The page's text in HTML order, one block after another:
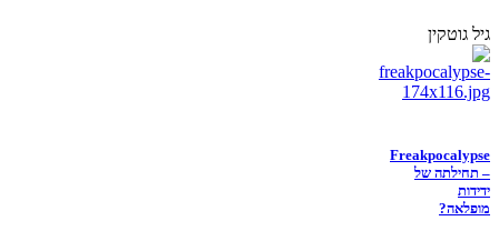
גיל גוטקין
Freakpocalypse
– תחילתה של
ידידות
מופלאה?